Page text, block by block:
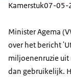
Kamerstuk07-05-
Minister Agema
over het bericht
miljoenenruzie
dan gebruikelijk.